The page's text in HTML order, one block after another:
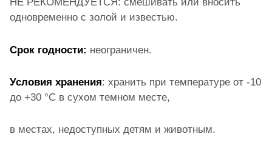
НЕ РЕКОМЕНДУЕТСЯ: смешивать или вносить
одновременно с золой и известью.
Срок годности: неограничен.
Условия хранения: хранить при температуре от -10
до +30 °C в сухом темном месте,
в местах, недоступных детям и животным.